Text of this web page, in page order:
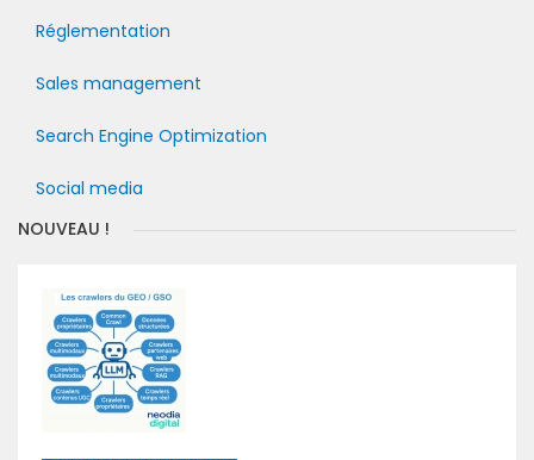
Réglementation
Sales management
Search Engine Optimization
Social media
NOUVEAU !